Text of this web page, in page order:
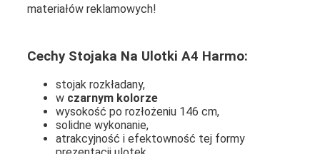
materiałów reklamowych!
Cechy Stojaka Na Ulotki A4 Harmo:
stojak rozkładany,
w czarnym kolorze
wysokość po rozłożeniu 146 cm,
solidne wykonanie,
atrakcyjność i efektowność tej formy